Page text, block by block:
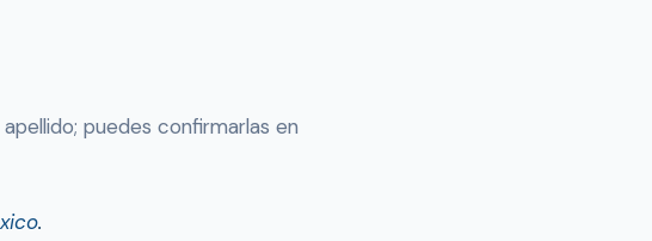
puedes confirmarlas en
.